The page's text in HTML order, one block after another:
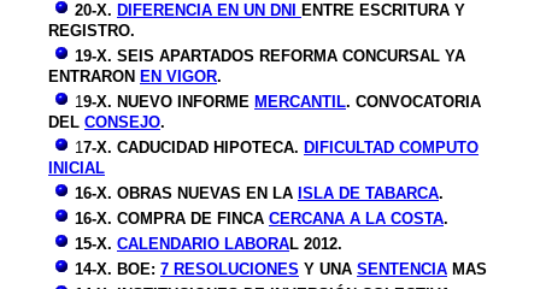
20-X. DIFERENCIA EN UN DNI
ENTRE ESCRITURA Y
REGISTRO.
19-X. SEIS APARTADOS REFORMA CONCURSAL YA
ENTRARON EN VIGOR.
19-X. NUEVO INFORME MERCANTIL. CONVOCATORIA
DEL CONSEJO.
17-X. CADUCIDAD HIPOTECA. DIFICULTAD COMPUTO
INICIAL
16-X. OBRAS NUEVAS EN LA ISLA DE TABARCA.
16-X. COMPRA DE FINCA CERCANA A LA COSTA.
15-X. CALENDARIO LABORAL 2012.
14-X. BOE: 7 RESOLUCIONES Y UNA SENTENCIA MAS